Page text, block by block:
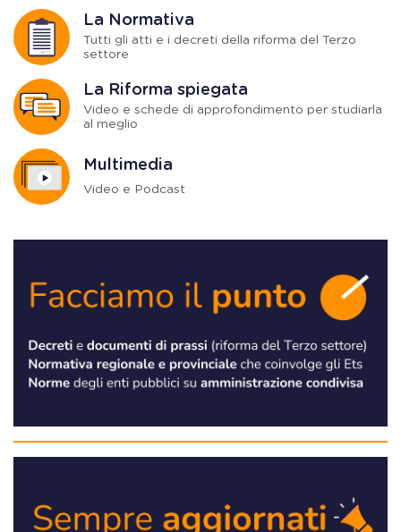
La Normativa
Tutti gli atti e i decreti della riforma del Terzo
settore
La Riforma spiegata
Video e schede di approfondimento per studiarla
al meglio
Multimedia
Video e Podcast